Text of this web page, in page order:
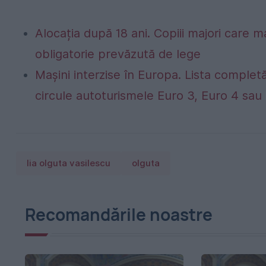
Alocația după 18 ani. Copiii majori care
obligatorie prevăzută de lege
Mașini interzise în Europa. Lista
circule autoturismele Euro 3, Euro 4
lia olguta vasilescu olguta
Recomandările noastre